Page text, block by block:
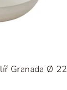
Granada Ø 22